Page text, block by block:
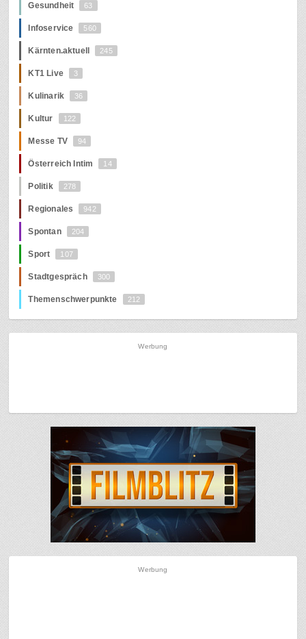
Gesundheit 63
Infoservice 560
Kärnten.aktuell 245
KT1 Live 3
Kulinarik 36
Kultur 122
Messe TV 94
Österreich Intim 14
Politik 278
Regionales 942
Spontan 204
Sport 107
Stadtgespräch 300
Themenschwerpunkte 212
Werbung
Werbung